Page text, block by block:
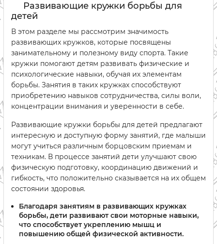
Развивающие кружки борьбы для
детей
В этом разделе мы рассмотрим значимость
развивающих кружков, которые посвящены
занимательному и полезному виду спорта. Такие
кружки помогают детям развивать физические и
психологические навыки, обучая их элементам
борьбы. Занятия в таких кружках способствуют
приобретению навыков сотрудничества, силы воли,
концентрации внимания и уверенности в себе.
Развивающие кружки борьбы для детей предлагают
интересную и доступную форму занятий, где малыши
могут учиться различным борцовским приемам и
техникам. В процессе занятий дети улучшают свою
физическую подготовку, координацию движений и
гибкость, что положительно сказывается на их общем
состоянии здоровья.
Благодаря занятиям в развивающих кружках
борьбы, дети развивают свои моторные навыки,
что способствует укреплению мышц и
повышению общей физической активности.